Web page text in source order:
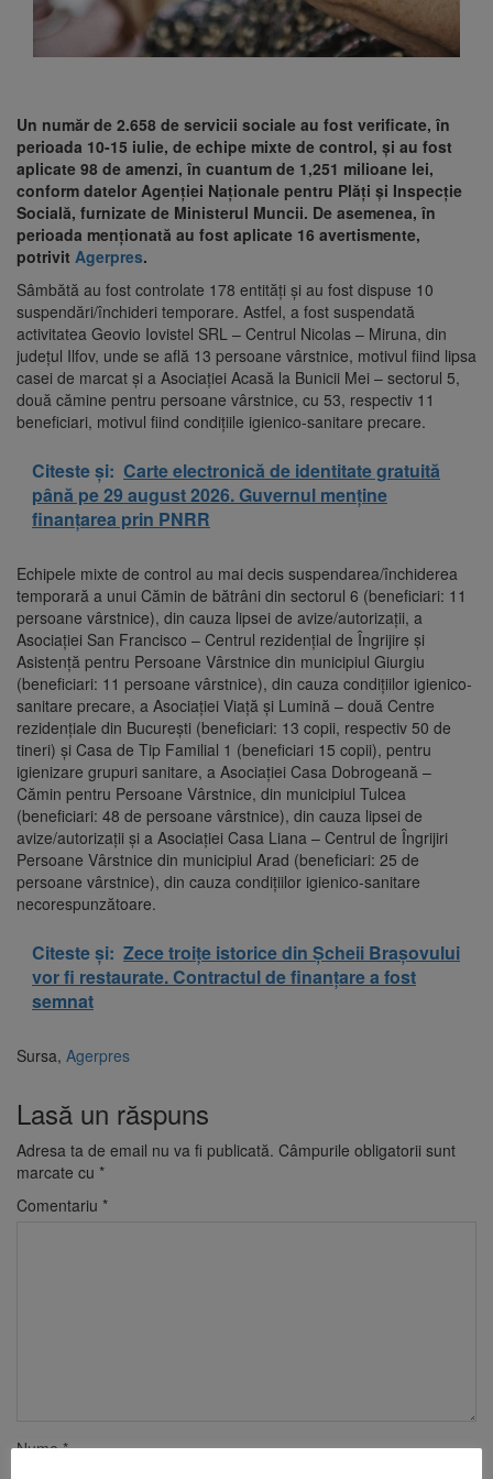
Un număr de 2.658 de servicii sociale au fost verificate, în
perioada 10-15 iulie, de echipe mixte de control, şi au fost
aplicate 98 de amenzi, în cuantum de 1,251 milioane lei,
conform datelor Agenţiei Naţionale pentru Plăţi şi Inspecţie
Socială, furnizate de Ministerul Muncii. De asemenea, în
perioada menţionată au fost aplicate 16 avertismente,
potrivit Agerpres.
Sâmbătă au fost controlate 178 entităţi şi au fost dispuse 10
suspendări/închideri temporare. Astfel, a fost suspendată
activitatea Geovio Iovistel SRL – Centrul Nicolas – Miruna, din
judeţul Ilfov, unde se află 13 persoane vârstnice, motivul fiind lipsa
casei de marcat şi a Asociaţiei Acasă la Bunicii Mei – sectorul 5,
două cămine pentru persoane vârstnice, cu 53, respectiv 11
beneficiari, motivul fiind condiţiile igienico-sanitare precare.
Citeste și: Carte electronică de identitate gratuită
până pe 29 august 2026. Guvernul menține
finanțarea prin PNRR
Echipele mixte de control au mai decis suspendarea/închiderea
temporară a unui Cămin de bătrâni din sectorul 6 (beneficiari: 11
persoane vârstnice), din cauza lipsei de avize/autorizaţii, a
Asociaţiei San Francisco – Centrul rezidenţial de Îngrijire şi
Asistenţă pentru Persoane Vârstnice din municipiul Giurgiu
(beneficiari: 11 persoane vârstnice), din cauza condiţiilor igienico-
sanitare precare, a Asociaţiei Viaţă şi Lumină – două Centre
rezidenţiale din Bucureşti (beneficiari: 13 copii, respectiv 50 de
tineri) şi Casa de Tip Familial 1 (beneficiari 15 copii), pentru
igienizare grupuri sanitare, a Asociaţiei Casa Dobrogeană –
Cămin pentru Persoane Vârstnice, din municipiul Tulcea
(beneficiari: 48 de persoane vârstnice), din cauza lipsei de
avize/autorizaţii şi a Asociaţiei Casa Liana – Centrul de Îngrijiri
Persoane Vârstnice din municipiul Arad (beneficiari: 25 de
persoane vârstnice), din cauza condiţiilor igienico-sanitare
necorespunzătoare.
Citeste și: Zece troițe istorice din Șcheii Brașovului
vor fi restaurate. Contractul de finanțare a fost
semnat
Sursa, Agerpres
Lasă un răspuns
Adresa ta de email nu va fi publicată. Câmpurile obligatorii sunt
marcate cu *
Comentariu *
Nume*